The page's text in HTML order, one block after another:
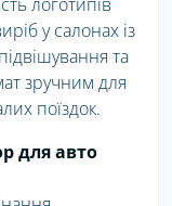
у салонах із
та
зручним для
поїздок.
для авто